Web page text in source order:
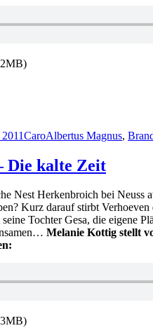
CaroAlbertus Magnus,
Die kalte Zeit
Nest Herkenbroich bei Neuss
Kurz darauf stirbt
Tochter Gesa, die eigene
Melanie Kottig stellt